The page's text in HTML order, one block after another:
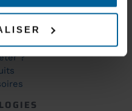
explosifs
?